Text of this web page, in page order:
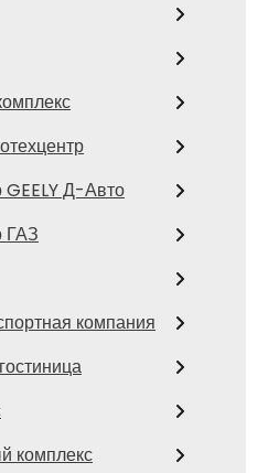
Д-Авто
ГАЗ
компания
комплекс